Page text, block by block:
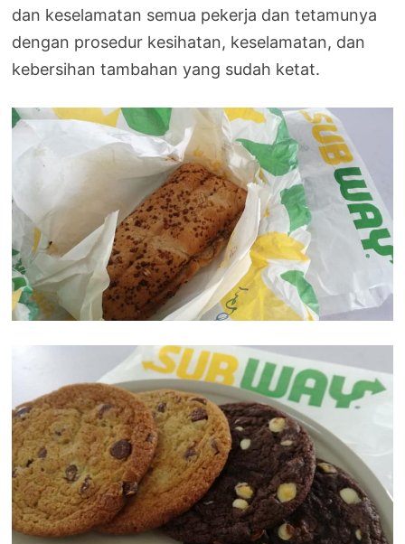
dan keselamatan semua pekerja dan tetamunya
dengan prosedur kesihatan, keselamatan, dan
kebersihan tambahan yang sudah ketat.